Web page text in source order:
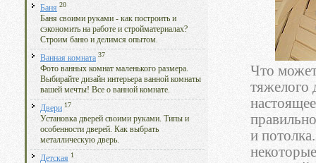
Баня 20
Баня своими руками - как построить и
сэкономить на работе и стройматериалах?
Строим баню и делимся опытом.
Ванная комната 37
Фото ванных комнат маленького размера.
Выбирайте дизайн интерьера ванной комнаты
вашей мечты! Все о ванной комнате.
Двери 17
Установка дверей своими руками. Типы и
особенности дверей. Как выбрать
металлическую дверь.
Детская 1
Что
тяжелого
и